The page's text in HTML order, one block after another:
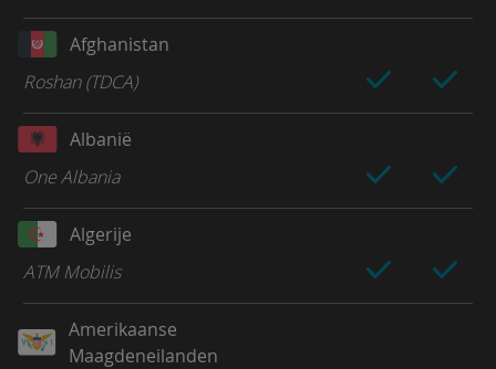
Afghanistan
Roshan (TDCA)
Albanië
One Albania
Algerije
ATM Mobilis
Amerikaanse
Maagdeneilanden